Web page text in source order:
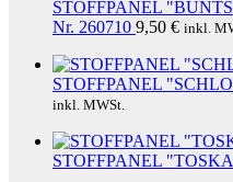
STOFFPANEL
Nr. 260710 9,50 € inkl.
STOFFPANEL
inkl. MWSt.
STOFFPANEL